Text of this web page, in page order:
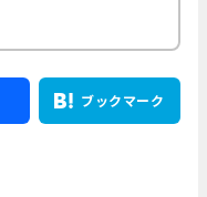
ブックマーク